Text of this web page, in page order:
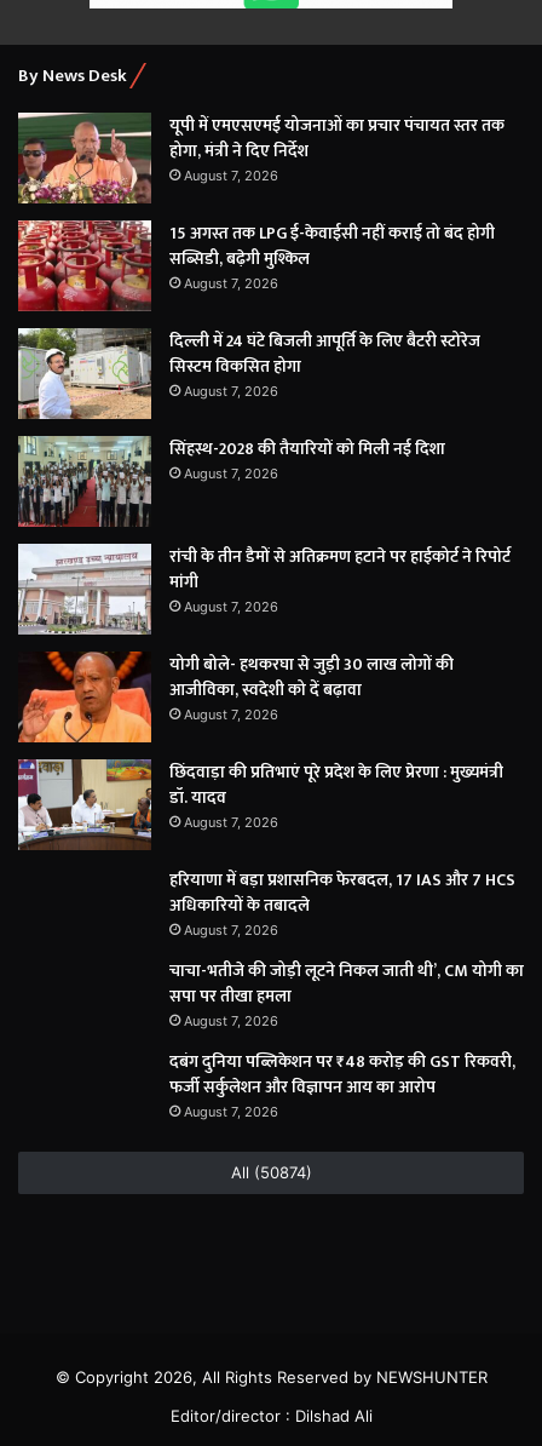
By News Desk
यूपी में एमएसएमई योजनाओं का प्रचार पंचायत स्तर तक
होगा, मंत्री ने दिए निर्देश
August 7, 2026
15 अगस्त तक LPG ई-केवाईसी नहीं कराई तो बंद होगी
सब्सिडी, बढ़ेगी मुश्किल
August 7, 2026
दिल्ली में 24 घंटे बिजली आपूर्ति के लिए बैटरी स्टोरेज
सिस्टम विकसित होगा
August 7, 2026
सिंहस्थ-2028 की तैयारियों को मिली नई दिशा
August 7, 2026
रांची के तीन डैमों से अतिक्रमण हटाने पर हाईकोर्ट ने रिपोर्ट
मांगी
August 7, 2026
योगी बोले- हथकरघा से जुड़ी 30 लाख लोगों की
आजीविका, स्वदेशी को दें बढ़ावा
August 7, 2026
छिंदवाड़ा की प्रतिभाएं पूरे प्रदेश के लिए प्रेरणा : मुख्यमंत्री
डॉ. यादव
August 7, 2026
हरियाणा में बड़ा प्रशासनिक फेरबदल, 17 IAS और 7 HCS
अधिकारियों के तबादले
August 7, 2026
चाचा-भतीजे की जोड़ी लूटने निकल जाती थी’, CM योगी का
सपा पर तीखा हमला
August 7, 2026
दबंग दुनिया पब्लिकेशन पर ₹48 करोड़ की GST रिकवरी,
फर्जी सर्कुलेशन और विज्ञापन आय का आरोप
August 7, 2026
All (50874)
© Copyright 2026, All Rights Reserved by NEWSHUNTER
Editor/director : Dilshad Ali